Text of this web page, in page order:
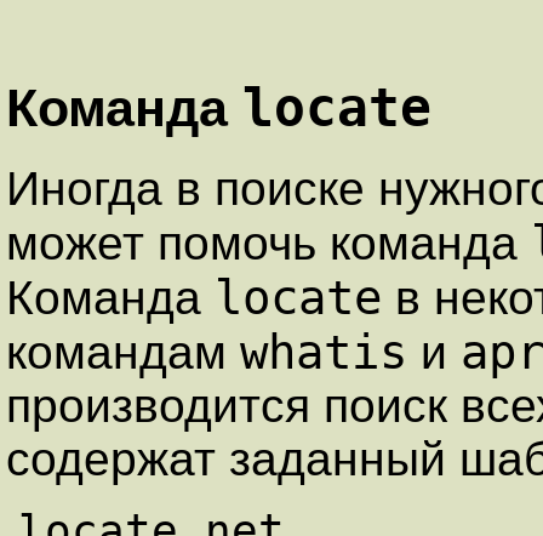
Команда locate
Иногда в поиске
может помочь команда
Команда locate в
командам whatis и
производится поиск
содержат заданный